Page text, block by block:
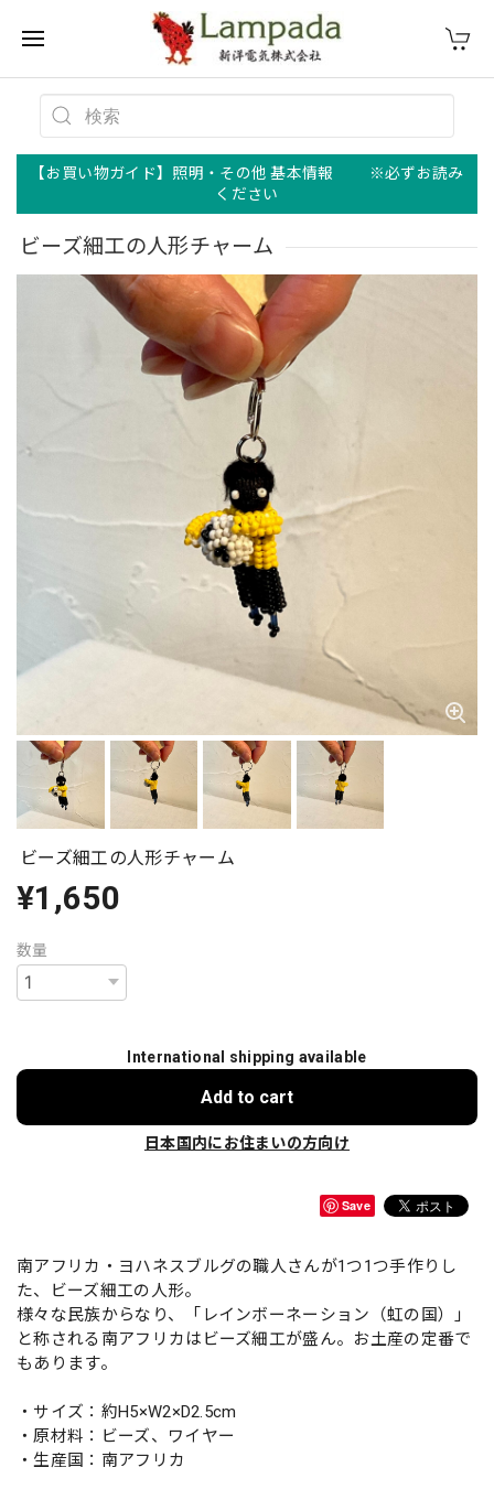
【お買い物ガイド】照明・その他 基本情報 ※必ずお読み
ください
ビーズ細工の人形チャーム
ビーズ細工の人形チャーム
¥1,650
数量
International shipping available
Add to cart
日本国内にお住まいの方向け
Save
南アフリカ・ヨハネスブルグの職人さんが1つ1つ手作りし
た、ビーズ細工の人形。
様々な民族からなり、「レインボーネーション（虹の国）」
と称される南アフリカはビーズ細工が盛ん。お土産の定番で
もあります。
・サイズ：約H5×W2×D2.5cm
・原材料：ビーズ、ワイヤー
・生産国：南アフリカ